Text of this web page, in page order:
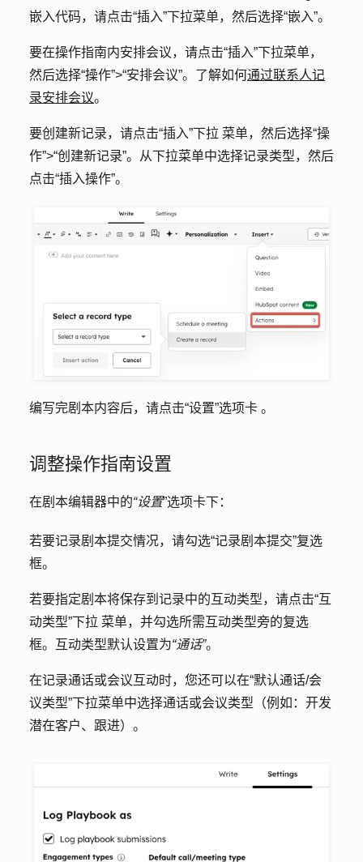
嵌入代码，请点击“插入”下拉菜单，然后选择“嵌入”。
要在操作指南内安排会议，请点击“插入”下拉菜单，
然后选择“操作”>“安排会议”。了解如何通过联系人记
录安排会议。
要创建新记录，请点击“插入”下拉 菜单，然后选择“操
作”>“创建新记录”。从下拉菜单中选择记录类型，然后
点击“插入操作”。
编写完剧本内容后，请点击“设置”选项卡 。
调整操作指南设置
在剧本编辑器中的“设置”选项卡下：
若要记录剧本提交情况，请勾选“记录剧本提交”复选
框。
若要指定剧本将保存到记录中的互动类型，请点击“互
动类型”下拉 菜单，并勾选所需互动类型旁的复选
框。互动类型默认设置为“通话”。
在记录通话或会议互动时，您还可以在“默认通话/会
议类型”下拉菜单中选择通话或会议类型（例如：开发
潜在客户、跟进）。